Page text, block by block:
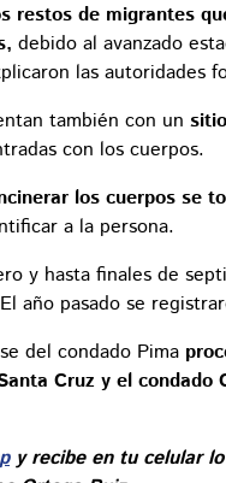
restos de migrantes
debido al avanzado
las autoridades
también con un
con los cuerpos.
los cuerpos se
a la persona.
y hasta finales de
El año pasado se
del condado Pima
Cruz y el condado
y recibe en tu celular